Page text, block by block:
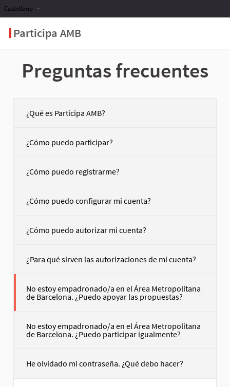
Participa AMB
Castellano
Preguntas frecuentes
¿Qué es Participa AMB?
¿Cómo puedo participar?
¿Cómo puedo registrarme?
¿Cómo puedo configurar mi cuenta?
¿Cómo puedo autorizar mi cuenta?
¿Para qué sirven las autorizaciones de mi cuenta?
No estoy empadronado/a en el Área Metropolitana
de Barcelona. ¿Puedo apoyar las propuestas?
No estoy empadronado/a en el Área Metropolitana
de Barcelona. ¿Puedo participar igualmente?
He olvidado mi contraseña. ¿Qué debo hacer?